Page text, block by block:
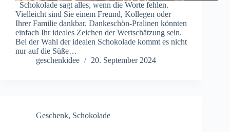
Schokolade sagt alles, wenn die Worte fehlen.
Vielleicht sind Sie einem Freund, Kollegen oder
Ihrer Familie dankbar. Dankeschön-Pralinen könnten
einfach Ihr ideales Zeichen der Wertschätzung sein.
Bei der Wahl der idealen Schokolade kommt es nicht
nur auf die Süße…
geschenkidee
20. September 2024
Geschenk, Schokolade